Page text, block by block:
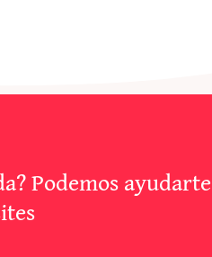
Podemos ayudarte